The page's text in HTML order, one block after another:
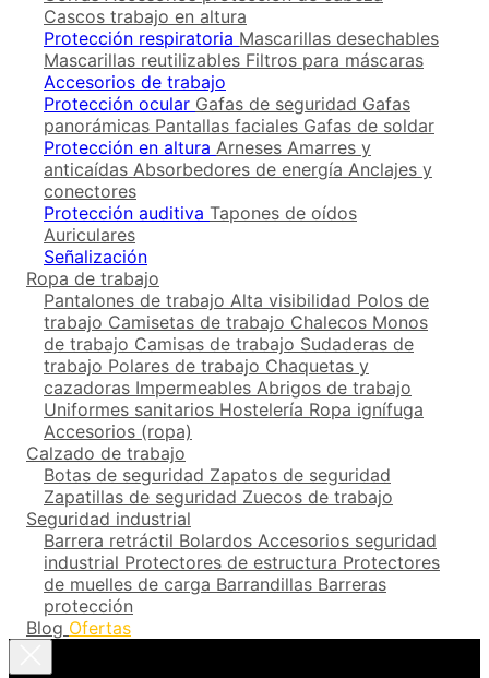
Cascos trabajo en altura
Protección respiratoria Mascarillas desechables
Mascarillas reutilizables Filtros para máscaras
Accesorios de trabajo
Protección ocular Gafas de seguridad Gafas
panorámicas Pantallas faciales Gafas de soldar
Protección en altura Arneses Amarres y
anticaídas Absorbedores de energía Anclajes y
conectores
Protección auditiva Tapones de oídos
Auriculares
Señalización
Ropa de trabajo
Pantalones de trabajo Alta visibilidad Polos de
trabajo Camisetas de trabajo Chalecos Monos
de trabajo Camisas de trabajo Sudaderas de
trabajo Polares de trabajo Chaquetas y
cazadoras Impermeables Abrigos de trabajo
Uniformes sanitarios Hostelería Ropa ignífuga
Accesorios (ropa)
Calzado de trabajo
Botas de seguridad Zapatos de seguridad
Zapatillas de seguridad Zuecos de trabajo
Seguridad industrial
Barrera retráctil Bolardos Accesorios seguridad
industrial Protectores de estructura Protectores
de muelles de carga Barrandillas Barreras
protección
Blog Ofertas